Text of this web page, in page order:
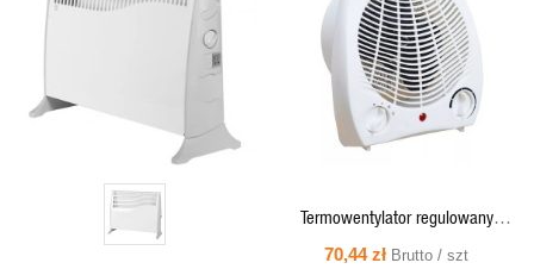
PODGLĄD
Termowentylator regulowany
pionowy 1000W/2000W HTA.01
70,44 zł Brutto / szt